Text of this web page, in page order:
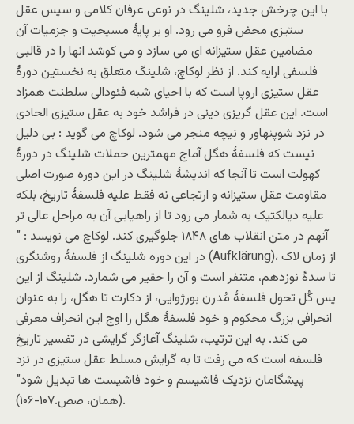
با این چرخش جدید، شلینگ در نوعی عرفان کلامی و سپس عقل
ستیزی محض فرو می رود. او بر پایۀ مسیحیت و جزمیات آن
مضامین عقل ستیزانه ای می سازد و می کوشد انها را در قالبی
فلسفی ارایه کند. از نظر لوکاچ، شلینگ متعلق به نخستین دورۀ
عقل ستیزی اروپا است که با احیای شبه فئودالی سلطنت همزاد
است. این عقل گریزی دینی در فراشد خود به عقل ستیزی الحادی
در نزد شوپنهاور و نیچه منجر می شود. لوکاچ می گوید : بی دلیل
نیست که فلسفۀ هگل آماج مهمترین حملات شلینگ در دورۀ
کهولت است تا آنجا که اندیشۀ شلینگ در این دوره صورت اصلی
مقاومت عقل ستیزانه و ارتجاعی نه فقط علیه فلسفۀ تاریخ، بلکه
علیه دیالکتیک به شمار می رود تا از راهیابی آن به مراحل عالی تر
آنهم در متن انقلاب های ۱۸۴۸ جلوگیری کند. لوکاچ می نویسد : ”
در این دوره شلینگ از فلسفۀ روشنگری (Aufklärung)، از زمان لاک
تا سدۀ نوزدهم، متنفر است و آن را حقیر می شمارد. شلینگ از این
پس کُل تحول فلسفۀ مُدرن بورژوایی، از دکارت تا هگل، را به عنوان
انحرافی بزرگ محکوم و خود فلسفۀ هگل را اوج این انحراف معرفی
می کند. به این ترتیب، شلینگ آغازگر گرایشی در تفسیر تاریخ
فلسفه است که می رفت تا به گرایش مسلط عقل ستیزی در نزد
پیشگامان نزدیک فاشیسم و خود فاشیست ها تبدیل شود”
(همان، صص.۱۰۷-۱۰۶).